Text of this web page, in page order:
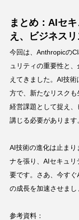
まとめ：AIセ
え、ビジネス
今回は、Anthropicの
ュリティの重要性と
えてきました。AI技
方で、新たなリスク
経営課題として捉え
講じる必要があります
AI技術の進化は止ま
ナを張り、AIセキュ
要です。さあ、今す
の成長を加速させまし
参考資料：